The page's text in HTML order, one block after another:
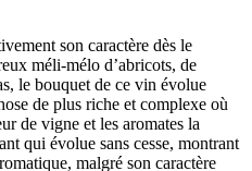
son caractère dès le
méli-mélo d’abricots, de
le bouquet de ce vin évolue
de plus riche et complexe où
de vigne et les aromates la
qui évolue sans cesse, montrant
malgré son caractère